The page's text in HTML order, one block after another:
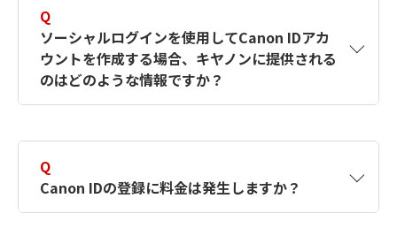
す。詳しい作成方法は【カメラ】Canon IDとは
何ですか？Canon IDの作成方法は？をご確認く
ださい。
Q
ソーシャルログインを使用してCanon IDアカ
ウントを作成する場合、キヤノンに提供される
のはどのような情報ですか？
択したサービスから取得します。アカウントを
簡単に作成できるように、この情報を使用して
Canon IDの登録フォームを入力します。
Q
Canon IDの登録に料金は発生しますか？